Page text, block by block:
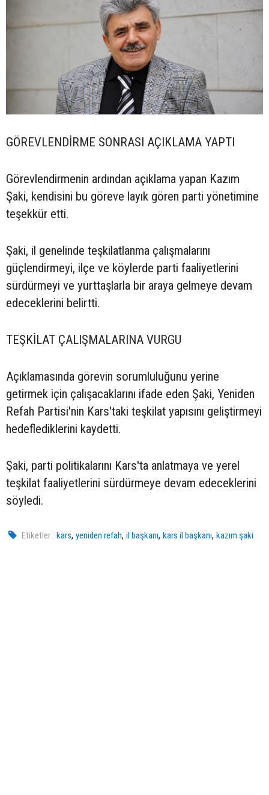
GÖREVLENDİRME SONRASI AÇIKLAMA YAPTI
Görevlendirmenin ardından açıklama yapan Kazım
Şaki, kendisini bu göreve layık gören parti yönetimine
teşekkür etti.
Şaki, il genelinde teşkilatlanma çalışmalarını
güçlendirmeyi, ilçe ve köylerde parti faaliyetlerini
sürdürmeyi ve yurttaşlarla bir araya gelmeye devam
edeceklerini belirtti.
TEŞKİLAT ÇALIŞMALARINA VURGU
Açıklamasında görevin sorumluluğunu yerine
getirmek için çalışacaklarını ifade eden Şaki, Yeniden
Refah Partisi'nin Kars'taki teşkilat yapısını geliştirmeyi
hedeflediklerini kaydetti.
Şaki, parti politikalarını Kars'ta anlatmaya ve yerel
teşkilat faaliyetlerini sürdürmeye devam edeceklerini
söyledi.
Etiketler : kars,yeniden refah,il başkanı,kars il başkanı,kazım şaki